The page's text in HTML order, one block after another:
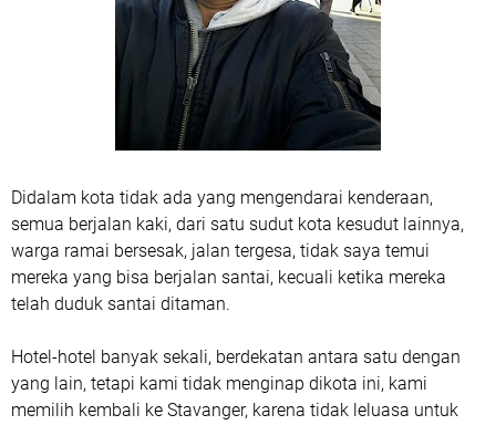
Didalam kota tidak ada yang mengendarai kenderaan,
semua berjalan kaki, dari satu sudut kota kesudut lainnya,
warga ramai bersesak, jalan tergesa, tidak saya temui
mereka yang bisa berjalan santai, kecuali ketika mereka
telah duduk santai ditaman.
Hotel-hotel banyak sekali, berdekatan antara satu dengan
yang lain, tetapi kami tidak menginap dikota ini, kami
memilih kembali ke Stavanger, karena tidak leluasa untuk